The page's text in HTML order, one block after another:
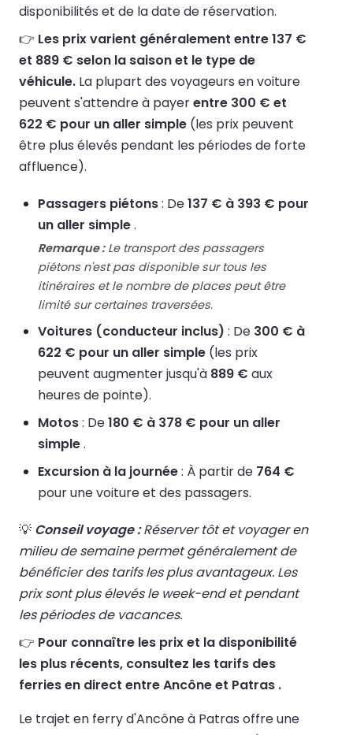
disponibilités et de la date de réservation.
👉 Les prix varient généralement entre 137 €
et 889 € selon la saison et le type de
véhicule. La plupart des voyageurs en voiture
peuvent s'attendre à payerentre 300 € et
622 € pour un aller simple (les prix peuvent
être plus élevés pendant les périodes de forte
affluence).
Passagers piétons: De137 € à 393 € pour
un aller simple.
Remarque :Le transport des passagers
piétons n'est pas disponible sur tous les
itinéraires et le nombre de places peut être
limité sur certaines traversées.
Voitures (conducteur inclus) : De 300 € à
622 € pour un aller simple (les prix
peuvent augmenter jusqu'à 889 € aux
heures de pointe).
Motos: De180 € à 378 € pour un aller
simple.
Excursion à la journée: À partir de 764 €
pour une voiture et des passagers.
💡 Conseil voyage :Réserver tôt et voyager en
milieu de semaine permet généralement de
bénéficier des tarifs les plus avantageux. Les
prix sont plus élevés le week-end et pendant
les périodes de vacances.
👉 Pour connaître les prix et la disponibilité
les plus récents, consultez les tarifs des
ferries en direct entre Ancône et Patras .
Le trajet en ferry d'Ancône à Patras offre une